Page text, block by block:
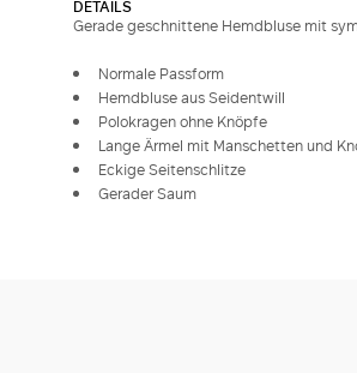
DETAILS
Gerade geschnittene Hemdbluse mit
Normale Passform
Hemdbluse aus Seidentwill
Polokragen ohne Knöpfe
Lange Ärmel mit Manschetten und
Eckige Seitenschlitze
Gerader Saum